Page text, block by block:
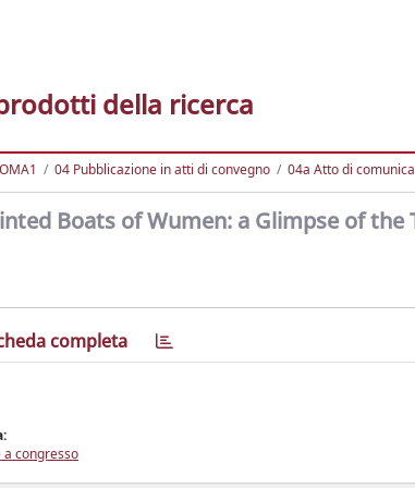
della ricerca
04 Pubblicazione in atti di convegno 04a Atto di
Boats of Wumen: a Glimpse of the
completa
congresso